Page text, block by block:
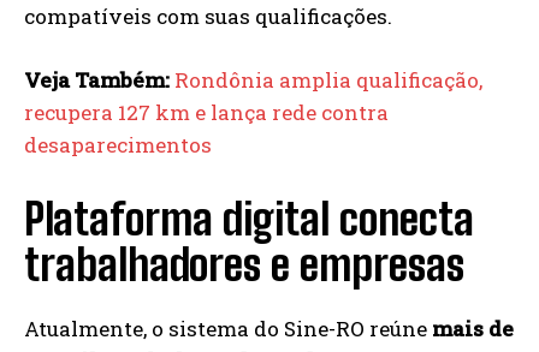
compatíveis com suas qualificações.
Veja Também: Rondônia amplia qualificação,
recupera 127 km e lança rede contra
desaparecimentos
Plataforma digital conecta
trabalhadores e empresas
Atualmente, o sistema do Sine-RO reúne mais de